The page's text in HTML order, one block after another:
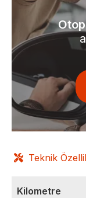
Teknik
Kilometre